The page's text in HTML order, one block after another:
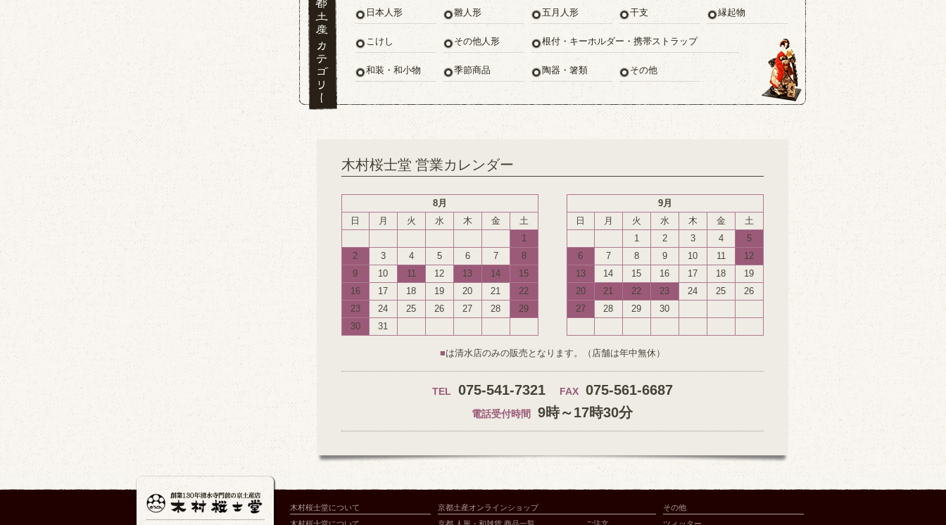
日本人形 雛人形 五月人形 干支 縁起物
こけし その他人形 根付・キーホルダー・携帯ストラップ
和装・和小物 季節商品 陶器・箸類 その他
木村桜士堂 営業カレンダー
8月
日
月 火 水 木 金
土
1
2
3 4 5 6 7
8
9
10 11 12 13 14
15
16
17 18 19 20 21
22
23
24 25 26 27 28
29
30
31
9月
日
月 火 水 木 金
土
1
2 3 4
5
6
7 8 9 10 11
12
13
14 15 16 17 18
19
20
21 22 23 24 25
26
27
28 29 30
■は清水店のみの販売となります。（店舗は年中無休）
TEL 075-541-7321 FAX 075-561-6687
電話受付時間 9時～17時30分
木村桜士堂について
京都土産オンラインショップ
その他